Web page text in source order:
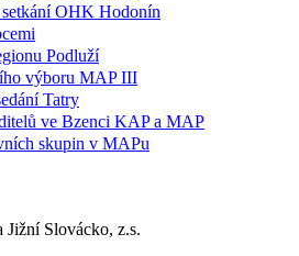
OHK Hodonín
Podluží
výboru MAP III
Tatry
ve Bzenci KAP a MAP
skupin v MAPu
Slovácko, z.s.